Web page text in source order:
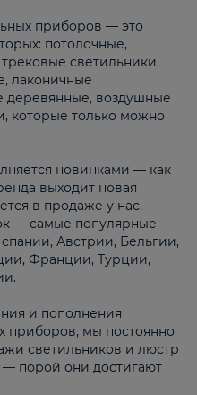
приборов — это
потолочные,
светильники.
лаконичные
деревянные, воздушные
которые только можно
новинками — как
выходит новая
в продаже у нас.
— самые популярные
Австрии, Бельгии,
Франции, Турции,
и пополнения
приборов, мы постоянно
светильников и люстр
порой они достигают